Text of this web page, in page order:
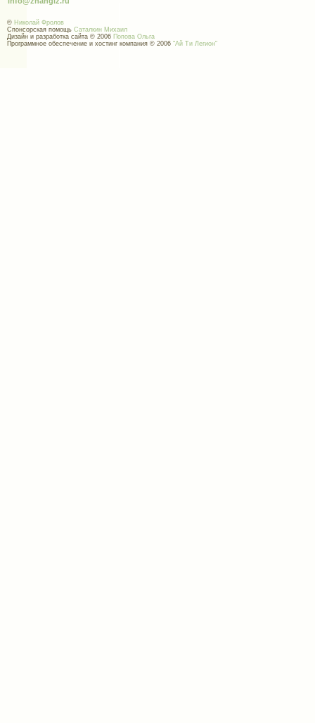
© Николай Фролов
Спонсорская помощь Саталкин Михаил
Дизайн и разработка сайта © 2006 Попова Ольга
Программное обеспечение и хостинг компания © 2006 "Ай Ти Легион"